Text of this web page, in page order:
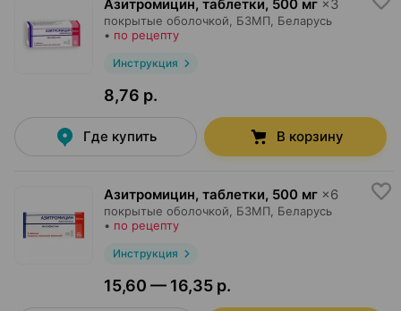
Азитромицин, таблетки, 500 мг ×3
покрытые оболочкой, БЗМП , Беларусь
• по рецепту
Инструкция
8,76 р.
Где купить В корзину
Азитромицин, таблетки, 500 мг ×6
покрытые оболочкой, БЗМП , Беларусь
• по рецепту
Инструкция
15,60 — 16,35 р.